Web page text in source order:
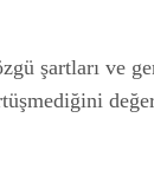
şartları ve